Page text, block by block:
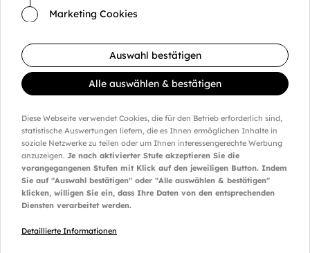
Marketing Cookies
Auswahl bestätigen
Alle auswählen & bestätigen
Diese Webseite verwendet Cookies, die für den Betrieb erforderlich sind,
statistische Auswertungen liefern, die es Ihnen ermöglichen Inhalte in
soziale Netzwerke zu teilen oder um Ihnen interessengerechte Werbung
anzuzeigen. Je nach aktivierter Stufe akzeptieren Sie die
vorangegangenen Stufen mit Klick auf den jeweiligen Button. Indem
Sie auf "Auswahl bestätigen" oder "Alle auswählen & bestätigen"
klicken, willigen Sie ein, dass Ihre Daten von den entsprechenden
Diensten verarbeitet werden.
Detaillierte Informationen